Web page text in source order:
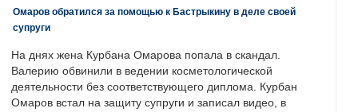
Омаров обратился за помощью к Бастрыкину в деле своей
супруги
На днях жена Курбана Омарова попала в скандал.
Валерию обвинили в ведении косметологической
деятельности без соответствующего диплома. Курбан
Омаров встал на защиту супруги и записал видео, в